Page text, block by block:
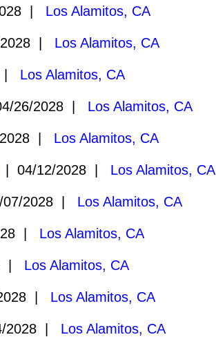
| Los Alamitos, CA
| Los Alamitos, CA
| Los Alamitos, CA
26/2028 | Los Alamitos, CA
| Los Alamitos, CA
| 04/12/2028 | Los Alamitos, CA
2028 | Los Alamitos, CA
| Los Alamitos, CA
| Los Alamitos, CA
| Los Alamitos, CA
2028 | Los Alamitos, CA